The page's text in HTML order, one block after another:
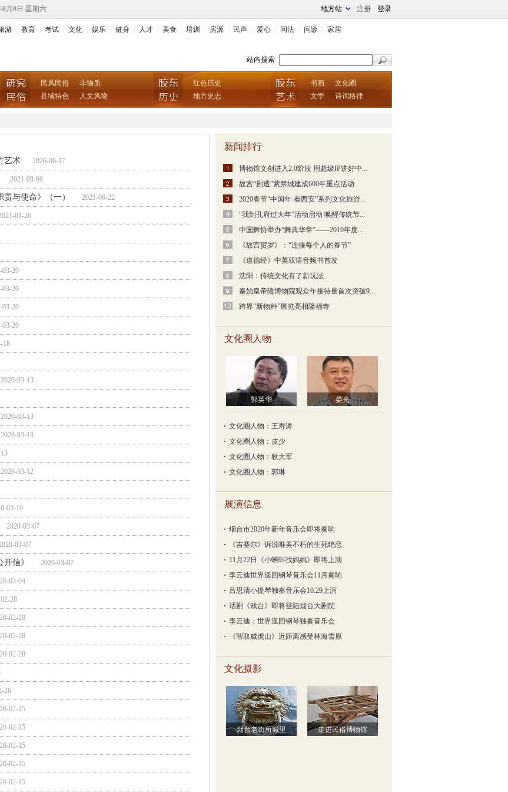
8月8日 星期六 地方站 注册 登录
游 教育 考试 文化 娱乐 健身 人才 美食 培训 房源 民声 爱心 问法 问诊 家居
站内搜索
民风民俗
非物质
县域特色
人文风物
红色历史
地方史志
书画
文化圈
文学
诗词格律
艺术 2026-06-17
2021-08-06
与使命》（一） 2021-06-22
01-26
03-20
03-20
03-20
03-20
18
2020-03-13
2020-03-13
2020-03-13
2020-03-12
03-10
2020-03-07
03-07
信》 2020-03-07
03-04
28
02-28
02-28
02-28
26
02-15
02-15
02-15
02-15
02-15
新闻排行
博物馆文创进入2.0阶段 用超级IP讲好中...
故宫“剧透”紫禁城建成600年重点活动
2020春节“中国年·看西安”系列文化旅游...
“我到孔府过大年”活动启动 唤醒传统节...
中国舞协举办“舞典华章”——2019年度...
《故宫贺岁》：“连接每个人的春节”
《道德经》中英双语音频书首发
沈阳：传统文化有了新玩法
秦始皇帝陵博物院观众年接待量首次突破9...
跨界“新物种”展览亮相隆福寺
文化圈人物
郭英华 娄光
文化圈人物：王寿涛
文化圈人物：皮少
文化圈人物：耿大军
文化圈人物：郭琳
展演信息
烟台市2020年新年音乐会即将奏响
《吉赛尔》诉说唯美不朽的生死绝恋
11月22日《小蝌蚪找妈妈》即将上演
李云迪世界巡回钢琴音乐会11月奏响
吕思清小提琴独奏音乐会10.29上演
话剧《戏台》即将登陆烟台大剧院
李云迪：世界巡回钢琴独奏音乐会
《智取威虎山》近距离感受林海雪原
文化摄影
烟台老街所城里 走进民俗博物馆